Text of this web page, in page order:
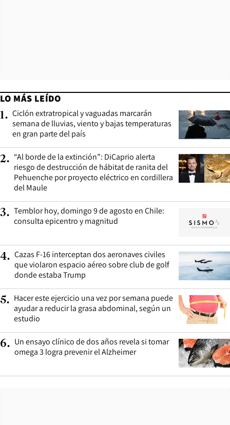
LO MÁS LEÍDO
1. Ciclón extratropical y vaguadas marcarán
semana de lluvias, viento y bajas temperaturas
en gran parte del país
2. “Al borde de la extinción”: DiCaprio alerta
riesgo de destrucción de hábitat de ranita del
Pehuenche por proyecto eléctrico en cordillera
del Maule
3. Temblor hoy, domingo 9 de agosto en Chile:
consulta epicentro y magnitud
4. Cazas F-16 interceptan dos aeronaves civiles
que violaron espacio aéreo sobre club de golf
donde estaba Trump
5. Hacer este ejercicio una vez por semana puede
ayudar a reducir la grasa abdominal, según un
estudio
6. Un ensayo clínico de dos años revela si tomar
omega 3 logra prevenir el Alzheimer